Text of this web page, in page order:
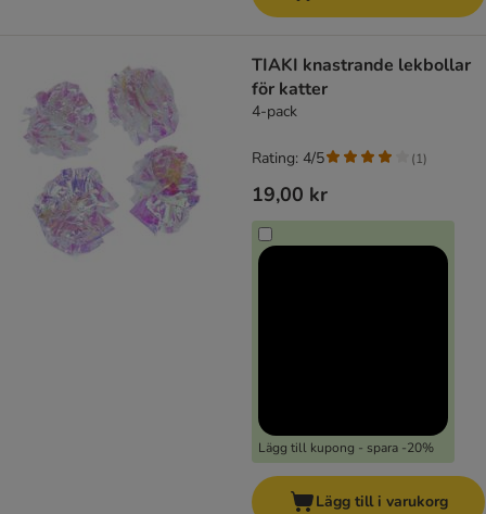
TIAKI knastrande lekbollar
för katter
4-pack
19,00 kr
Lägg till kupong - spara -20%
Rating: 4/5 (1)
Lägg till i varukorg